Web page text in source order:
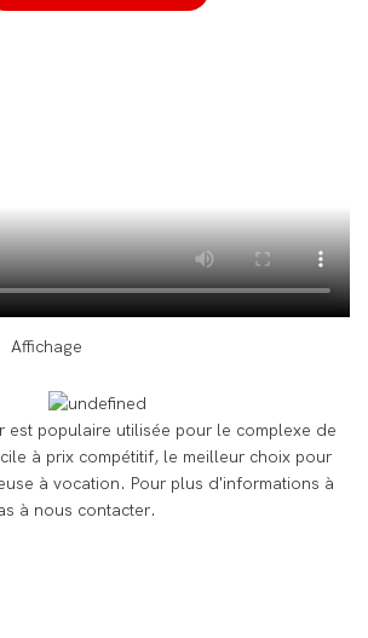
Affichage
est populaire utilisée pour le complexe de
à prix compétitif, le meilleur choix pour
à vocation. Pour plus d'informations à
à nous contacter.